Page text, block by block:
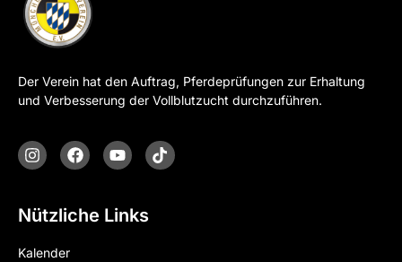
Der Verein hat den Auftrag, Pferdeprüfungen zur Erhaltung
und Verbesserung der Vollblutzucht durchzuführen.
Nützliche Links
Kalender